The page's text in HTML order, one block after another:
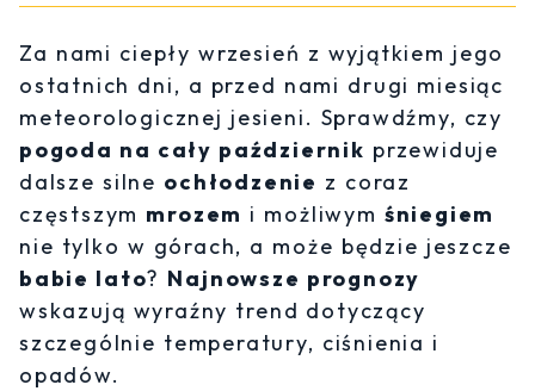
Za nami ciepły wrzesień z wyjątkiem jego
ostatnich dni, a przed nami drugi miesiąc
meteorologicznej jesieni. Sprawdźmy, czy
pogoda na cały październik przewiduje
dalsze silne ochłodzenie z coraz
częstszym mrozem i możliwym śniegiem
nie tylko w górach, a może będzie jeszcze
babie lato? Najnowsze prognozy
wskazują wyraźny trend dotyczący
szczególnie temperatury, ciśnienia i
opadów.